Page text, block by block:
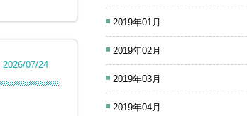
2026/07/24
2019年01月
2019年02月
2019年03月
2019年04月